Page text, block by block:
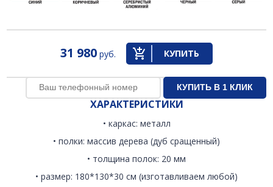
31 980 руб. КУПИТЬ
ХАРАКТЕРИСТИКИ
• каркас: металл
• полки: массив дерева (дуб сращенный)
• толщина полок: 20 мм
• размер: 180*130*30 см (изготавливаем любой)